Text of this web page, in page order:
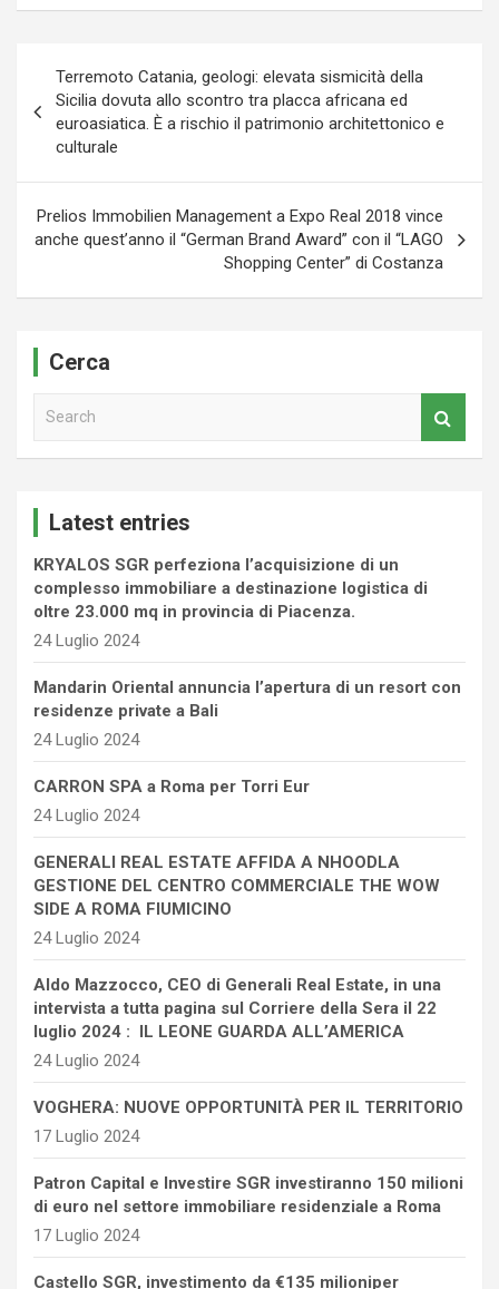
articoli
Terremoto Catania, geologi: elevata sismicità della
Sicilia dovuta allo scontro tra placca africana ed
euroasiatica. È a rischio il patrimonio architettonico e
culturale
Prelios Immobilien Management a Expo Real 2018 vince
anche quest’anno il “German Brand Award” con il “LAGO
Shopping Center” di Costanza
Cerca
Latest entries
KRYALOS SGR perfeziona l’acquisizione di un
complesso immobiliare a destinazione logistica di
oltre 23.000 mq in provincia di Piacenza.
24 Luglio 2024
Mandarin Oriental annuncia l’apertura di un resort con
residenze private a Bali
24 Luglio 2024
CARRON SPA a Roma per Torri Eur
24 Luglio 2024
GENERALI REAL ESTATE AFFIDA A NHOODLA
GESTIONE DEL CENTRO COMMERCIALE THE WOW
SIDE A ROMA FIUMICINO
24 Luglio 2024
Aldo Mazzocco, CEO di Generali Real Estate, in una
intervista a tutta pagina sul Corriere della Sera il 22
luglio 2024 : IL LEONE GUARDA ALL’AMERICA
24 Luglio 2024
VOGHERA: NUOVE OPPORTUNITÀ PER IL TERRITORIO
17 Luglio 2024
Patron Capital e Investire SGR investiranno 150 milioni
di euro nel settore immobiliare residenziale a Roma
17 Luglio 2024
Castello SGR, investimento da €135 milioniper